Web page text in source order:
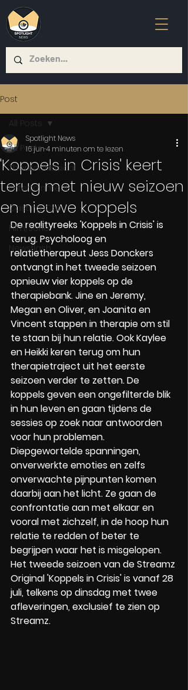
Post
All Posts
Theater/Musical
Entertainment
Casting-Call
Film/Serie
Newsflash
All Posts
'Koppels in Crisis' keert
terug met nieuw seizoen
en nieuwe koppels
Spotlight News
16 jun4 minuten om te lezen
De realityreeks 'Koppels in Crisis' is
terug. Psycholoog en
relatietherapeut Jess Donckers
ontvangt in het tweede seizoen
opnieuw vier koppels op de
therapiebank. Jine en Jeremy,
Megan en Oliver, en Joanita en
Vincent stappen in therapie om stil
te staan bij hun relatie. Ook Kaylee
en Heikki keren terug om hun
therapietraject uit het eerste
seizoen verder te zetten. De
koppels geven een ongefilterde blik
in hun leven en gaan tijdens de
sessies op zoek naar antwoorden
voor hun problemen.
Diepgewortelde spanningen,
onverwerkte emoties en zelfs
onverwachte pijnpunten komen
daarbij aan het licht. Ze gaan de
confrontatie aan met elkaar en
vooral met zichzelf, in de hoop hun
relatie te redden of beter te
begrijpen waar het is misgelopen.
Het tweede seizoen van de Streamz
Original 'Koppels in Crisis' is vanaf 28
juli, telkens op dinsdag met twee
afleveringen, exclusief te zien op
Streamz.